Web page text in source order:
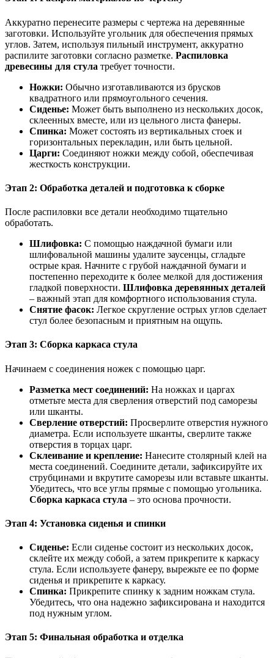
Аккуратно перенесите размеры с чертежа на деревянные
заготовки. Используйте угольник для обеспечения прямых
углов. Затем, используя пильный инструмент, аккуратно
распилите заготовки согласно разметке. Распиловка
древесины для стула требует точности.
Ножки: Обычно изготавливаются из брусков
квадратного или прямоугольного сечения.
Сиденье: Может быть выполнено из нескольких досок,
склеенных вместе, или из цельного листа фанеры.
Спинка: Может состоять из вертикальных стоек и
горизонтальных перекладин, или быть цельной.
Царги: Соединяют ножки между собой, обеспечивая
жесткость конструкции.
Этап 2: Обработка деталей и подготовка к сборке
После распиловки все детали необходимо тщательно
обработать.
Шлифовка: С помощью наждачной бумаги или
шлифовальной машины удалите заусенцы, сгладьте
острые края. Начните с грубой наждачной бумаги и
постепенно переходите к более мелкой для достижения
гладкой поверхности. Шлифовка деревянных деталей
– важный этап для комфортного использования стула.
Снятие фасок: Легкое скругление острых углов сделает
стул более безопасным и приятным на ощупь.
Этап 3: Сборка каркаса стула
Начинаем с соединения ножек с помощью царг.
Разметка мест соединений: На ножках и царгах
отметьте места для сверления отверстий под саморезы
или шканты.
Сверление отверстий: Просверлите отверстия нужного
диаметра. Если используете шканты, сверлите также
отверстия в торцах царг.
Склеивание и крепление: Нанесите столярный клей на
места соединений. Соедините детали, зафиксируйте их
струбцинами и вкрутите саморезы или вставьте шканты.
Убедитесь, что все углы прямые с помощью угольника.
Сборка каркаса стула – это основа прочности.
Этап 4: Установка сиденья и спинки
Сиденье: Если сиденье состоит из нескольких досок,
склейте их между собой, а затем прикрепите к каркасу
стула. Если используете фанеру, вырежьте ее по форме
сиденья и прикрепите к каркасу.
Спинка: Прикрепите спинку к задним ножкам стула.
Убедитесь, что она надежно зафиксирована и находится
под нужным углом.
Этап 5: Финальная обработка и отделка